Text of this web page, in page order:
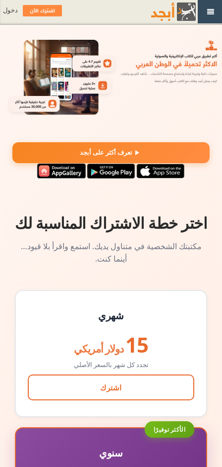
تعرف أكثر على أبجد
اختر خطة الاشتراك المناسبة لك
مكتبتك الشخصية في متناول يديك. استمع واقرأ بلا قيود…
أينما كنت.
شهري
15 دولار أمريكي
تجدد كل شهر بالسعر الأصلي
اشترك
الأكثر توفيرًا
سنوي
اشترك الآن دخول